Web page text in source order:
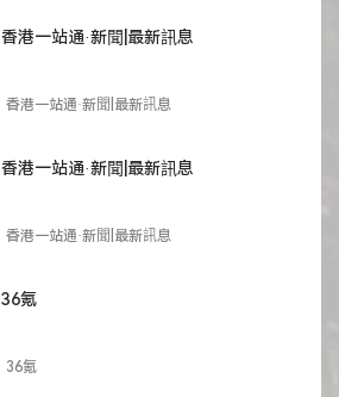
香港一站通·新聞|最新訊息
香港一站通·新聞|最新訊息
香港一站通·新聞|最新訊息
香港一站通·新聞|最新訊息
36氪
36氪